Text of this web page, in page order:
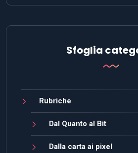
Sfoglia
Rubriche
Dal Quanto al Bit
Dalla carta ai pixel